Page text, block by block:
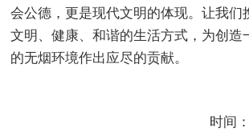
会公德，更是现代文明的体现。让我们
文明、健康、和谐的生活方式，为创造
的无烟环境作出应尽的贡献。
时间：